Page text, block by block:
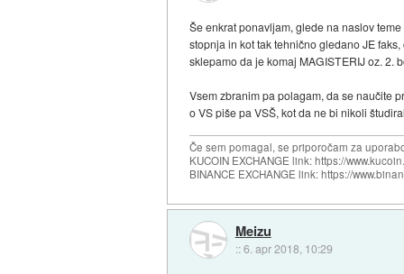
Še enkrat ponavljam, glede na naslov
stopnja in kot tak tehnično gledano JE
sklepamo da je komaj MAGISTERIJ oz. 2.
Vsem zbranim pa polagam, da se naučite
o VS piše pa VSŠ, kot da ne bi nikoli
Če sem pomagal, se priporočam za
KUCOIN EXCHANGE link: https://
BINANCE EXCHANGE link: https://
Meizu
::6. apr 2018, 10:29